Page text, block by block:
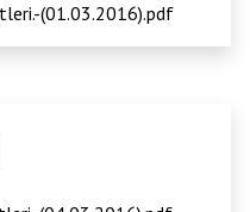
(01.03.2016).pdf